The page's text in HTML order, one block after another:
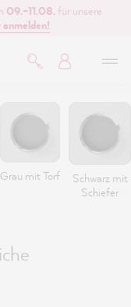
09.–11.08. für unsere
Grau mit Torf
Schwarz mit
Schiefer